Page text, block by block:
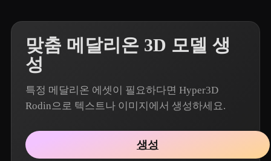
맞춤 메달리온 3D 모델 생
성
특정 메달리온 에셋이 필요하다면 Hyper3D
Rodin으로 텍스트나 이미지에서 생성하세요.
생성